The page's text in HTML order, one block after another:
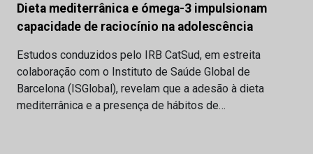
Dieta mediterrânica e ómega-3 impulsionam
capacidade de raciocínio na adolescência
Estudos conduzidos pelo IRB CatSud, em estreita
colaboração com o Instituto de Saúde Global de
Barcelona (ISGlobal), revelam que a adesão à dieta
mediterrânica e a presença de hábitos de…